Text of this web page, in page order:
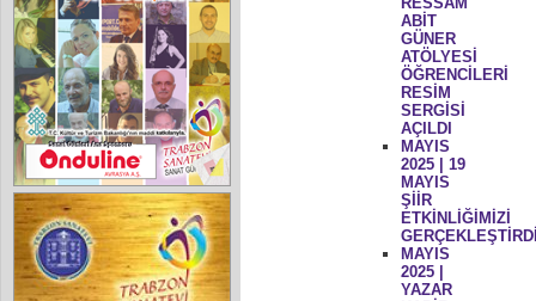
ABİT
GÜNER
ATÖLYESİ
ÖĞRENCİLERİ
RESİM
SERGİSİ
AÇILDI
MAYIS
2025 | 19
MAYIS
ŞİİR
ETKİNLİĞİMİZİ
MAYIS
2025 |
YAZAR